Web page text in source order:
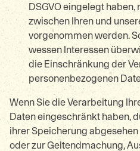
DSGVO eingelegt
zwischen Ihren und
vorgenommen werden.
wessen Interessen
die Einschränkung der
personenbezogenen
Wenn Sie die Verarbeitung
Daten eingeschränkt haben,
ihrer Speicherung
oder zur Geltendmachung,